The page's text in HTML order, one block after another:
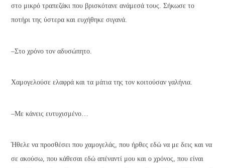
στο μικρό τραπεζάκι που βρισκότανε ανάμεσά τους. Σήκωσε το
ποτήρι της ύστερα και ευχήθηκε σιγανά.
–Στο χρόνο τον αδυσώπητο.
Χαμογελούσε ελαφρά και τα μάτια της τον κοιτούσαν γαλήνια.
–Με κάνεις ευτυχισμένο…
Ήθελε να προσθέσει που χαμογελάς, που ήρθες εδώ να με δεις και να
σε ακούσω, που κάθεσαι εδώ απέναντί μου και ο χρόνος, που είναι